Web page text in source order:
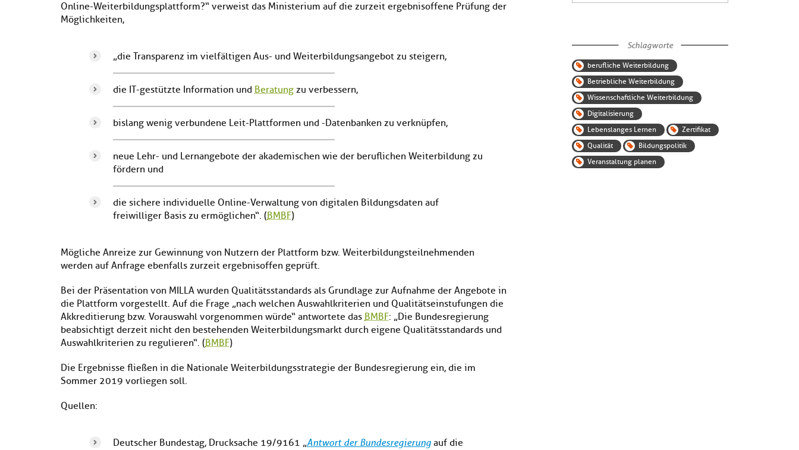
Online-Weiterbildungsplattform?“ verweist das Ministerium auf die zurzeit ergebnisoffene Prüfung der
Möglichkeiten,
„die Transparenz im vielfältigen Aus- und Weiterbildungsangebot zu steigern,
die IT-gestützte Information und Beratung zu verbessern,
bislang wenig verbundene Leit-Plattformen und -Datenbanken zu verknüpfen,
neue Lehr- und Lernangebote der akademischen wie der beruflichen Weiterbildung zu
fördern und
die sichere individuelle Online-Verwaltung von digitalen Bildungsdaten auf
freiwilliger Basis zu ermöglichen“. (BMBF)
Mögliche Anreize zur Gewinnung von Nutzern der Plattform bzw. Weiterbildungsteilnehmenden
werden auf Anfrage ebenfalls zurzeit ergebnisoffen geprüft.
Bei der Präsentation von MILLA wurden Qualitätsstandards als Grundlage zur Aufnahme der Angebote in
die Plattform vorgestellt. Auf die Frage „nach welchen Auswahlkriterien und Qualitätseinstufungen die
Akkreditierung bzw. Vorauswahl vorgenommen würde“ antwortete das BMBF: „Die Bundesregierung
beabsichtigt derzeit nicht den bestehenden Weiterbildungsmarkt durch eigene Qualitätsstandards und
Auswahlkriterien zu regulieren“. (BMBF)
Die Ergebnisse fließen in die Nationale Weiterbildungsstrategie der Bundesregierung ein, die im
Sommer 2019 vorliegen soll.
Quellen:
Deutscher Bundestag, Drucksache 19/9161 „Antwort der Bundesregierung auf die
Schlagworte
berufliche Weiterbildung
Betriebliche Weiterbildung
Wissenschaftliche Weiterbildung
Digitalisierung
Lebenslanges Lernen
Zertifikat
Qualität
Bildungspolitik
Veranstaltung planen